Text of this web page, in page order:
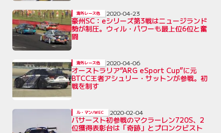
豪州SC：eシリーズ第3戦はニュージランド
勢が制圧。ウィル・パワーも最上位6位と奮
闘
海外レース他 2020-04-23
オーストラリア“ARG eSport Cup”に元
BTCC王者アシュリー・サットンが参戦。初
戦を制す
海外レース他 2020-04-06
バサースト初参戦のマクラーレン720S、2
位獲得表彰台は「奇跡」とブロンクビスト
ル・マン/WEC 2020-02-04